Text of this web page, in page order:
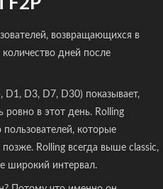
возвращающихся в
дней после
D1, D3, D7, D30) показывает,
ровно в этот день. Rolling
которые
Rolling всегда выше classic,
широкий интервал.